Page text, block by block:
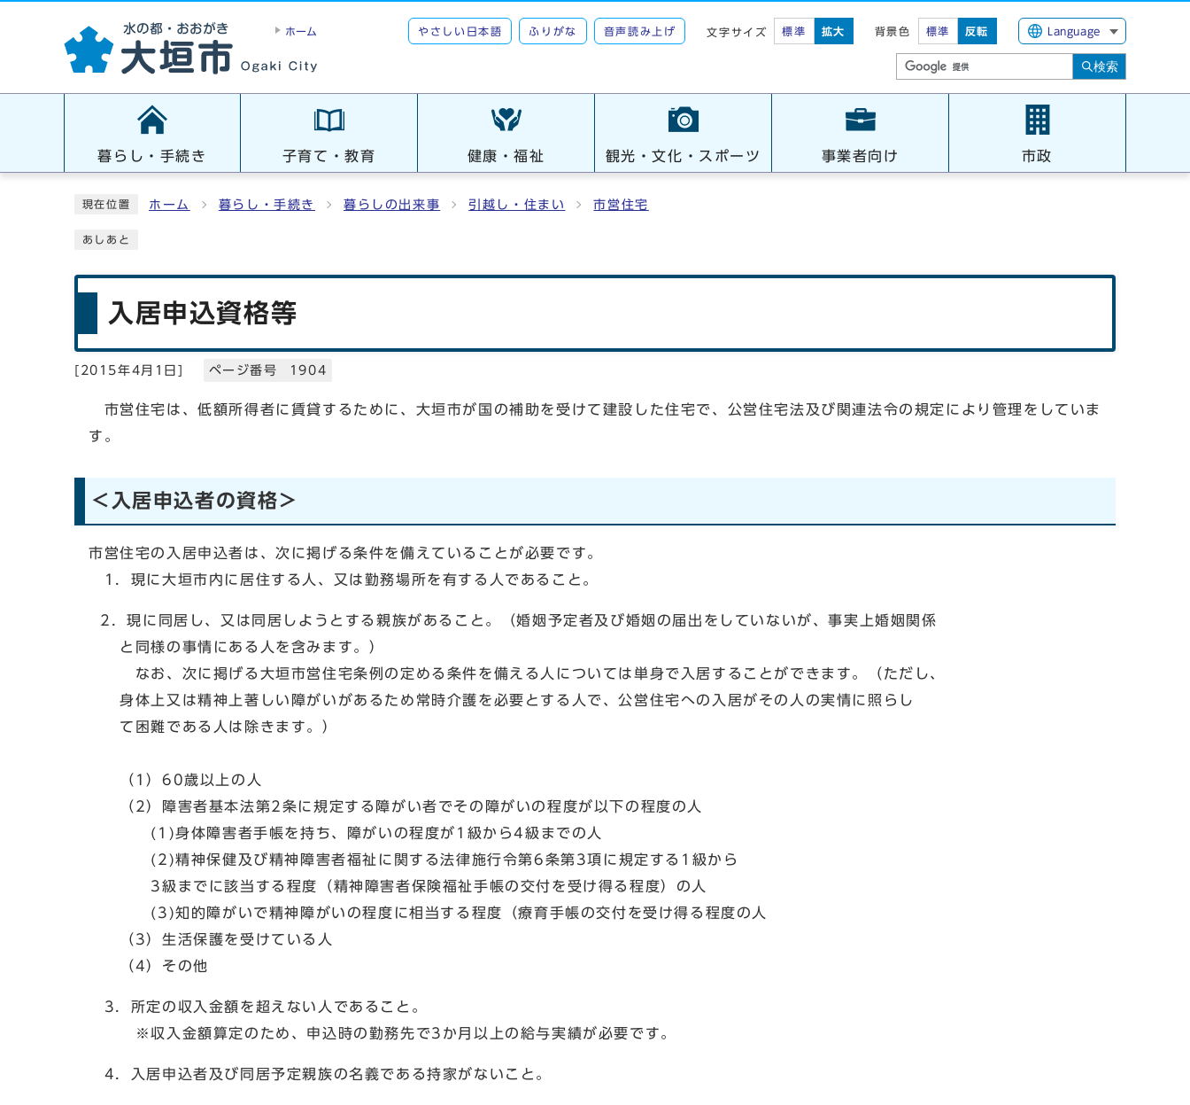
ホーム やさしい日本語 ふりがな 音声読み上げ 文字サイズ 標準 拡大 背景色 標準 反転 Language
検索
暮らし・手続き 子育て・教育 健康・福祉 観光・文化・スポーツ 事業者向け 市政
現在位置 ホーム 暮らし・手続き 暮らしの出来事 引越し・住まい 市営住宅
あしあと
入居申込資格等
2015年4月1日 ページ番号 1904
市営住宅は、低額所得者に賃貸するために、大垣市が国の補助を受けて建設した住宅で、公営住宅法及び関連法令の規定により管理をしていま
す。
＜入居申込者の資格＞
市営住宅の入居申込者は、次に掲げる条件を備えていることが必要です。
1．現に大垣市内に居住する人、又は勤務場所を有する人であること。
2．現に同居し、又は同居しようとする親族があること。（婚姻予定者及び婚姻の届出をしていないが、事実上婚姻関係
と同様の事情にある人を含みます。）
なお、次に掲げる大垣市営住宅条例の定める条件を備える人については単身で入居することができます。（ただし、
身体上又は精神上著しい障がいがあるため常時介護を必要とする人で、公営住宅への入居がその人の実情に照らし
て困難である人は除きます。）
（1）60歳以上の人
（2）障害者基本法第2条に規定する障がい者でその障がいの程度が以下の程度の人
(1)身体障害者手帳を持ち、障がいの程度が1級から4級までの人
(2)精神保健及び精神障害者福祉に関する法律施行令第6条第3項に規定する1級から
3級までに該当する程度（精神障害者保険福祉手帳の交付を受け得る程度）の人
(3)知的障がいで精神障がいの程度に相当する程度（療育手帳の交付を受け得る程度の人
（3）生活保護を受けている人
（4）その他
3．所定の収入金額を超えない人であること。
※収入金額算定のため、申込時の勤務先で3か月以上の給与実績が必要です。
4．入居申込者及び同居予定親族の名義である持家がないこと。